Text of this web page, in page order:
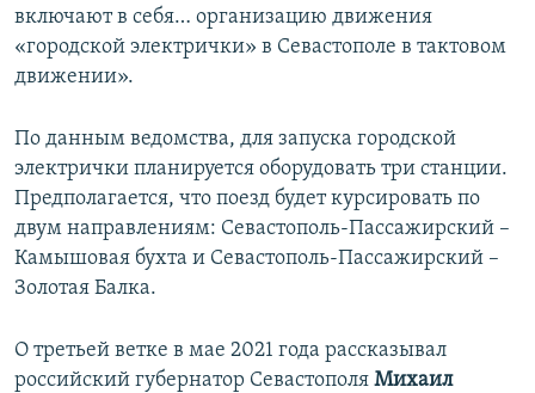
включают в себя… организацию движения
«городской электрички» в Севастополе в тактовом
движении».
По данным ведомства, для запуска городской
электрички планируется оборудовать три станции.
Предполагается, что поезд будет курсировать по
двум направлениям: Севастополь-Пассажирский –
Камышовая бухта и Севастополь-Пассажирский –
Золотая Балка.
О третьей ветке в мае 2021 года рассказывал
российский губернатор Севастополя Михаил